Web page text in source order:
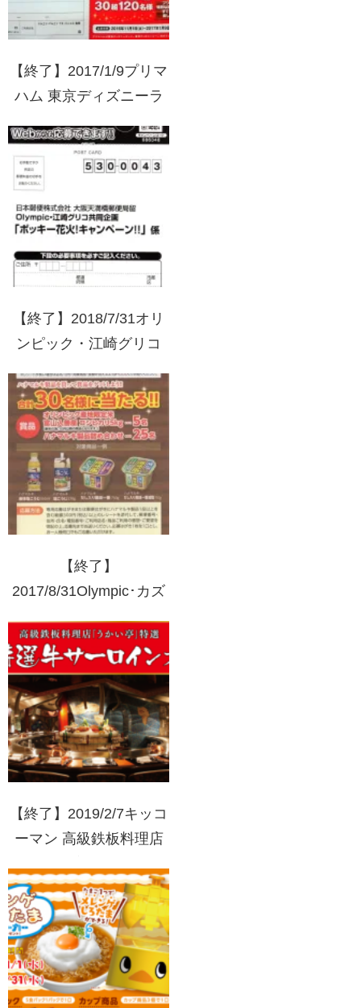
【終了】2017/1/9プリマ
ハム 東京ディズニーラ
ホースシュープライベー
トパーティーご招待(実
施店:マルエツ・リンコ
ス他)
【終了】2018/7/31オリ
ンピック・江崎グリコ
ーン！！
【終了】
2017/8/31Olympic･カズ
キ製品を買って賞品をゲ
ットしよう!!
【終了】2019/2/7キッコ
ーマン 高級鉄板料理店
い特選牛サーロインプレ
ゼント！